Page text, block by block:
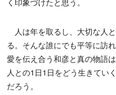
く印象づけたと思う。
人は年を取るし、大切な人
る。そんな誰にでも平等に訪
愛を伝え合う和彦と真の物語
人との1日1日をどう生きてい
だろう。